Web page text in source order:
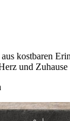
kostbaren
und